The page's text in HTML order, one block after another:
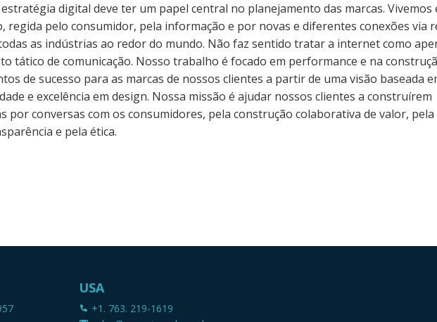
digital deve ter um papel central no planejamento das marcas. Vivemos
regida pelo consumidor, pela informação e por novas e diferentes conexões via
as indústrias ao redor do mundo. Não faz sentido tratar a internet como
tático de comunicação. Nosso trabalho é focado em performance e na
de sucesso para as marcas de nossos clientes a partir de uma visão baseada
e excelência em design. Nossa missão é ajudar nossos clientes a construírem
por conversas com os consumidores, pela construção colaborativa de valor, pela
e pela ética.
USA
+1. 763. 219-1619